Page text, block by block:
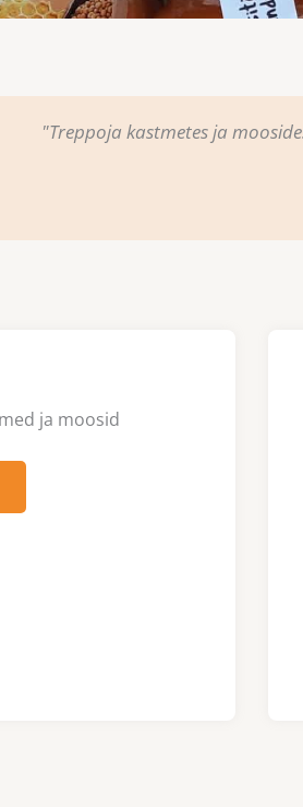
"Treppoja kastmetes ja
ja moosid